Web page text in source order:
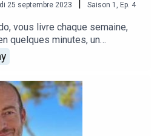
25 septembre 2023 Saison 1 , Ep. 4
vous livre chaque semaine,
quelques minutes, un
des transports en France
sommaire cette
volants
contre bitume· Accord
et CMA CGM· Des
les autres en Chine Et bien